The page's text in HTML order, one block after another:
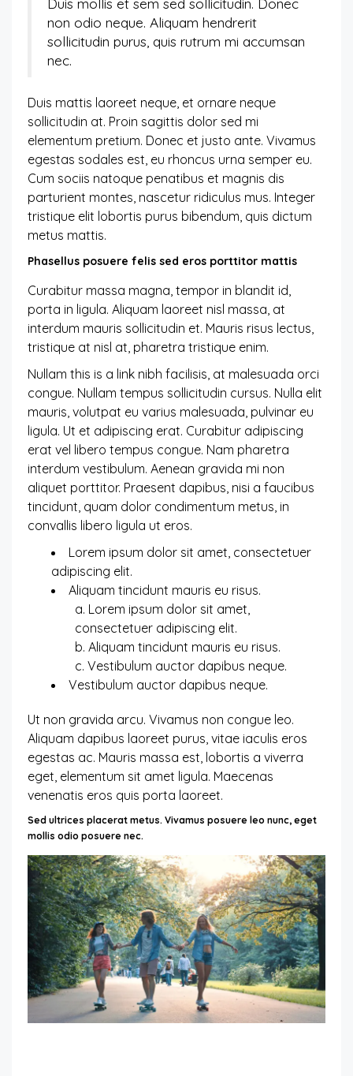
Duis mollis et sem sed sollicitudin. Donec
non odio neque. Aliquam hendrerit
sollicitudin purus, quis rutrum mi accumsan
nec.
Duis mattis laoreet neque, et ornare neque
sollicitudin at. Proin sagittis dolor sed mi
elementum pretium. Donec et justo ante. Vivamus
egestas sodales est, eu rhoncus urna semper eu.
Cum sociis natoque penatibus et magnis dis
parturient montes, nascetur ridiculus mus. Integer
tristique elit lobortis purus bibendum, quis dictum
metus mattis.
Phasellus posuere felis sed eros porttitor mattis
Curabitur massa magna, tempor in blandit id,
porta in ligula. Aliquam laoreet nisl massa, at
interdum mauris sollicitudin et. Mauris risus lectus,
tristique at nisl at, pharetra tristique enim.
Nullam this is a link nibh facilisis, at malesuada orci
congue. Nullam tempus sollicitudin cursus. Nulla elit
mauris, volutpat eu varius malesuada, pulvinar eu
ligula. Ut et adipiscing erat. Curabitur adipiscing
erat vel libero tempus congue. Nam pharetra
interdum vestibulum. Aenean gravida mi non
aliquet porttitor. Praesent dapibus, nisi a faucibus
tincidunt, quam dolor condimentum metus, in
convallis libero ligula ut eros.
Lorem ipsum dolor sit amet, consectetuer
adipiscing elit.
Aliquam tincidunt mauris eu risus.
Lorem ipsum dolor sit amet,
consectetuer adipiscing elit.
Aliquam tincidunt mauris eu risus.
Vestibulum auctor dapibus neque.
Vestibulum auctor dapibus neque.
Ut non gravida arcu. Vivamus non congue leo.
Aliquam dapibus laoreet purus, vitae iaculis eros
egestas ac. Mauris massa est, lobortis a viverra
eget, elementum sit amet ligula. Maecenas
venenatis eros quis porta laoreet.
Sed ultrices placerat metus. Vivamus posuere leo nunc, eget
mollis odio posuere nec.